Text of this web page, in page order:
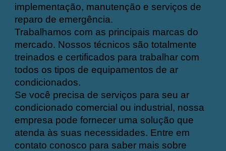
implementação, manutenção e serviços de
reparo de emergência.
Trabalhamos com as principais marcas do
mercado. Nossos técnicos são totalmente
treinados e certificados para trabalhar com
todos os tipos de equipamentos de ar
condicionados.
Se você precisa de serviços para seu ar
condicionado comercial ou industrial, nossa
empresa pode fornecer uma solução que
atenda às suas necessidades. Entre em
contato conosco para saber mais sobre